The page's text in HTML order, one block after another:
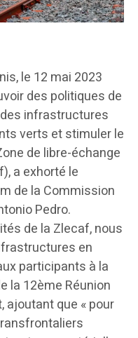
le 12 mai 2023
des politiques de
infrastructures
verts et stimuler le
de libre-échange
a exhorté le
de la Commission
Pedro.
de la Zlecaf, nous
en
participants à la
la 12ème Réunion
ajoutant que « pour